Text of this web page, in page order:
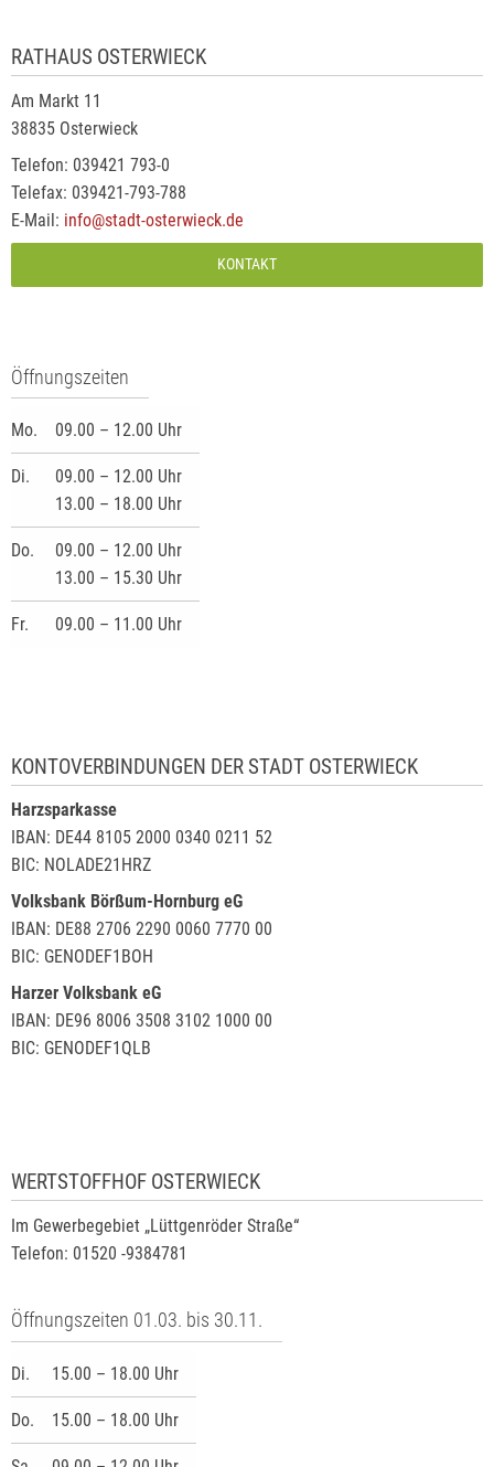
RATHAUS OSTERWIECK
Am Markt 11
38835 Osterwieck
Telefon: 039421 793-0
Telefax: 039421-793-788
E-Mail: info@stadt-osterwieck.de
KONTAKT
Öffnungszeiten
Mo. 09.00 – 12.00 Uhr
Di.
09.00 – 12.00 Uhr
13.00 – 18.00 Uhr
Do.
09.00 – 12.00 Uhr
13.00 – 15.30 Uhr
Fr. 09.00 – 11.00 Uhr
KONTOVERBINDUNGEN DER STADT OSTERWIECK
Harzsparkasse
IBAN: DE44 8105 2000 0340 0211 52
BIC: NOLADE21HRZ
Volksbank Börßum-Hornburg eG
IBAN: DE88 2706 2290 0060 7770 00
BIC: GENODEF1BOH
Harzer Volksbank eG
IBAN: DE96 8006 3508 3102 1000 00
BIC: GENODEF1QLB
WERTSTOFFHOF OSTERWIECK
Im Gewerbegebiet „Lüttgenröder Straße“
Telefon: 01520 -9384781
Öffnungszeiten 01.03. bis 30.11.
Di. 15.00 – 18.00 Uhr
Do. 15.00 – 18.00 Uhr